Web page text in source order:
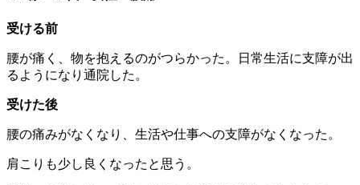
受ける前
腰が痛く、物を抱えるのがつらかった。日常生活に支障が出
るようになり通院した。
受けた後
腰の痛みがなくなり、生活や仕事への支障がなくなった。
肩こりも少し良くなったと思う。